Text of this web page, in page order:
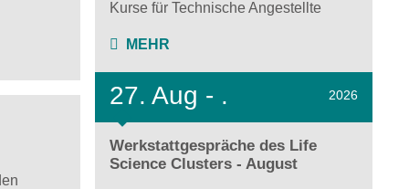
Kurse für Technische Angestellte
MEHR
27. Aug - . 2026
Werkstattgespräche des Life
Science Clusters - August